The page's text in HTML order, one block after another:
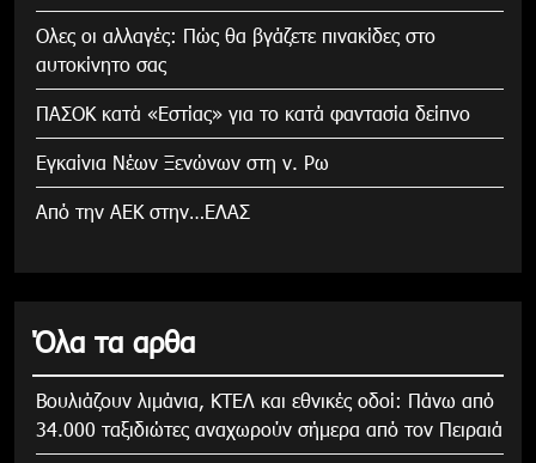
Ολες οι αλλαγές: Πώς θα βγάζετε πινακίδες στο
αυτοκίνητο σας
ΠΑΣΟΚ κατά «Εστίας» για το κατά φαντασία δείπνο
Εγκαίνια Νέων Ξενώνων στη ν. Ρω
Από την ΑΕΚ στην…ΕΛΑΣ
Όλα τα αρθα
Βουλιάζουν λιμάνια, ΚΤΕΛ και εθνικές οδοί: Πάνω από
34.000 ταξιδιώτες αναχωρούν σήμερα από τον Πειραιά